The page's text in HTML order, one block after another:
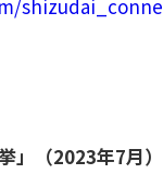
」（2023年7月）